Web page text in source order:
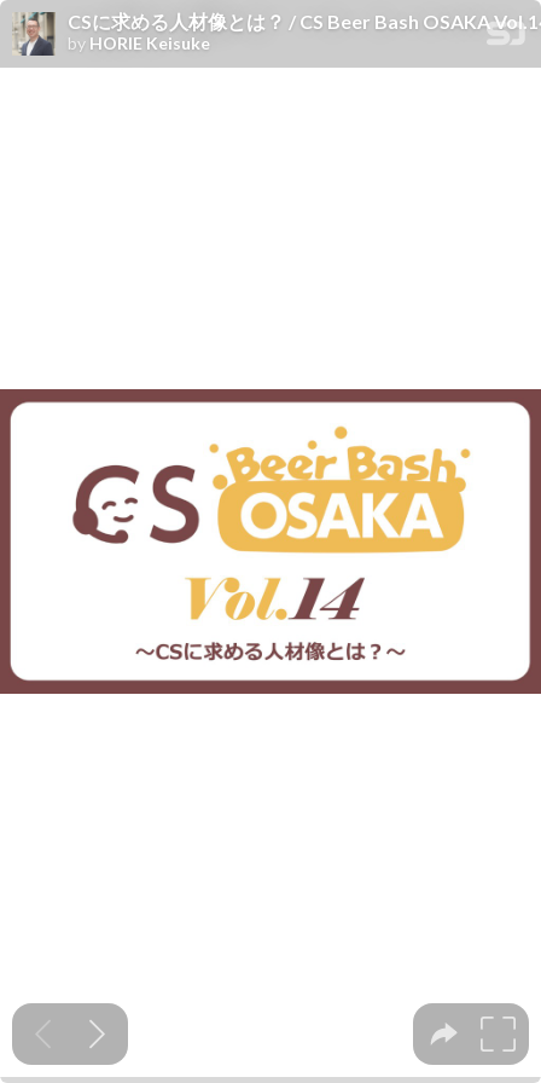
CSに求める人材像とは？ / CS Beer Bash OSAKA
by HORIE Keisuke